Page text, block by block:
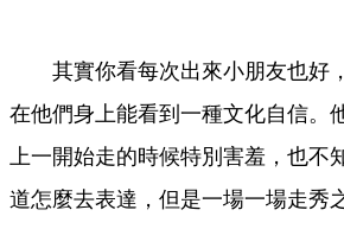
其實你看每次出來小朋友也好，
在他們身上能看到一種文化自信。
上一開始走的時候特別害羞，也不
道怎麼去表達，但是一場一場走秀